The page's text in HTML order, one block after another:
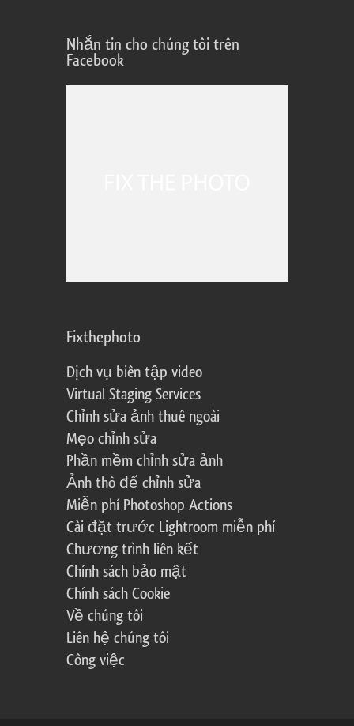
Nhắn tin cho chúng tôi trên
Facebook
Fixthephoto
Dịch vụ biên tập video
Virtual Staging Services
Chỉnh sửa ảnh thuê ngoài
Mẹo chỉnh sửa
Phần mềm chỉnh sửa ảnh
Ảnh thô để chỉnh sửa
Miễn phí Photoshop Actions
Cài đặt trước Lightroom miễn phí
Chương trình liên kết
Chính sách bảo mật
Chính sách Cookie
Về chúng tôi
Liên hệ chúng tôi
Công việc